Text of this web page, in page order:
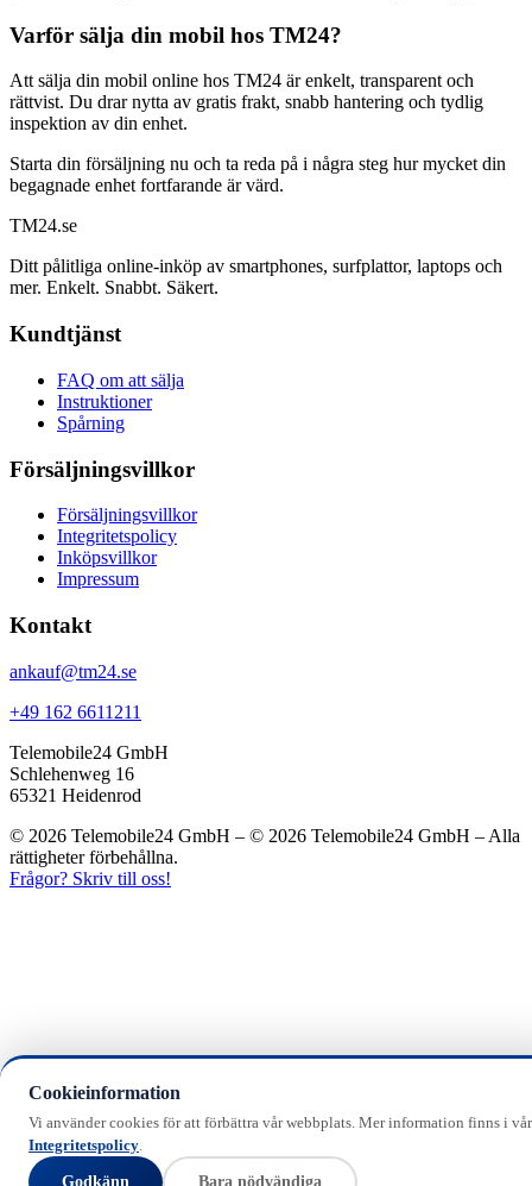
Varför sälja din mobil hos TM24?
Att sälja din mobil online hos TM24 är enkelt, transparent och
rättvist. Du drar nytta av gratis frakt, snabb hantering och tydlig
inspektion av din enhet.
Starta din försäljning nu och ta reda på i några steg hur mycket din
begagnade enhet fortfarande är värd.
TM24.se
Ditt pålitliga online-inköp av smartphones, surfplattor, laptops och
mer. Enkelt. Snabbt. Säkert.
Kundtjänst
FAQ om att sälja
Instruktioner
Spårning
Försäljningsvillkor
Försäljningsvillkor
Integritetspolicy
Inköpsvillkor
Impressum
Kontakt
ankauf@tm24.se
+49 162 6611211
Telemobile24 GmbH
Schlehenweg 16
65321 Heidenrod
© 2026 Telemobile24 GmbH – © 2026 Telemobile24 GmbH – Alla
rättigheter förbehållna.
Frågor? Skriv till oss!
Cookieinformation
Vi använder cookies för att förbättra vår webbplats. Mer information finns i vår
Integritetspolicy.
Godkänn Bara nödvändiga